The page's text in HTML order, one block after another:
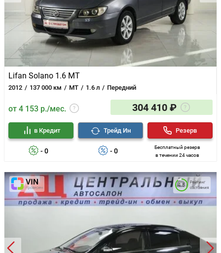
Lifan Solano 1.6 MT
2012 137 000 км MT 1.6 л Передний
от 4 153 р./мес. 304 410 ₽
- 0
в Кредит
- 0
Трейд Ин
Бесплатный резерв
в течении 24 часов
Резерв
Рейтинг
состояния
4.5